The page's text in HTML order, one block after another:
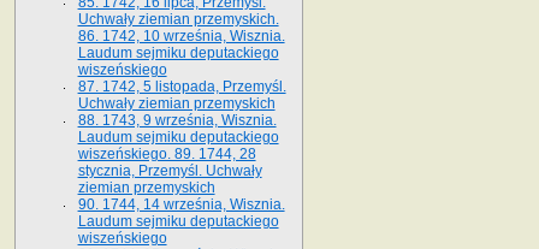
Uchwały ziemian przemyskich.
86. 1742, 10 września, Wisznia.
Laudum sejmiku deputackiego
wiszeńskiego
87. 1742, 5 listopada, Przemyśl.
Uchwały ziemian przemyskich
88. 1743, 9 września, Wisznia.
Laudum sejmiku deputackiego
wiszeńskiego. 89. 1744, 28
stycznia, Przemyśl. Uchwały
ziemian przemyskich
90. 1744, 14 września, Wisznia.
Laudum sejmiku deputackiego
wiszeńskiego